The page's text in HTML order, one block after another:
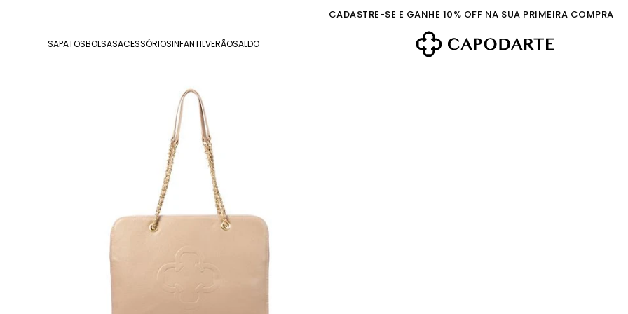
CADASTRE-SE E GANHE 10% OFF NA SUA PRIMEIRA COMPRA
SAPATOSBOLSASACESSÓRIOSINFANTILVERÃOSALDO